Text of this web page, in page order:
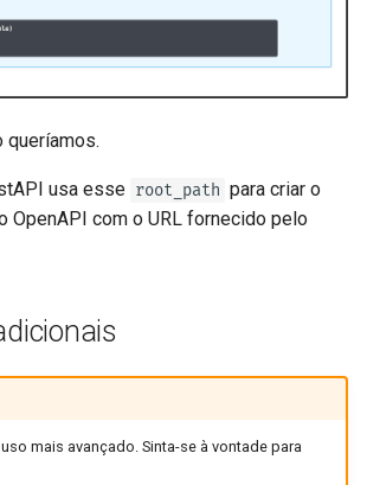
queríamos. ✔️
usa esse root_path para criar o
OpenAPI com o URL fornecido pelo
mais avançado. Sinta-se à vontade para